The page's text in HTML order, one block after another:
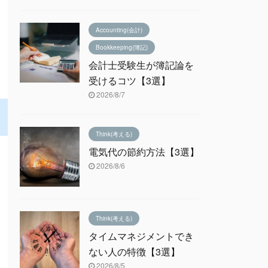
Accounting(会計)
Bookkeeping(簿記)
会計士受験生が簿記論を
受けるコツ【3選】
2026/8/7
Think(考える)
電気代の節約方法【3選】
2026/8/6
Think(考える)
タイムマネジメントでき
ない人の特徴【3選】
2026/8/5